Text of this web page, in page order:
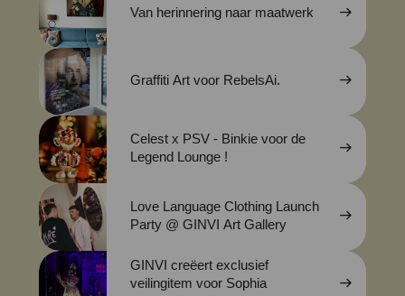
Van herinnering naar maatwerk
Graffiti Art voor RebelsAi.
Celest x PSV - Binkie voor de
Legend Lounge !
Love Language Clothing Launch
Party @ GINVI Art Gallery
GINVI creëert exclusief
veilingitem voor Sophia